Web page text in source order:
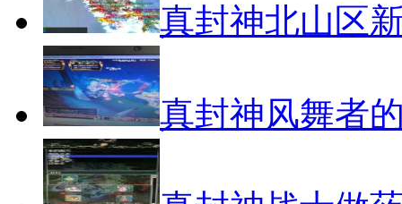
真封神北山区
真封神风舞者